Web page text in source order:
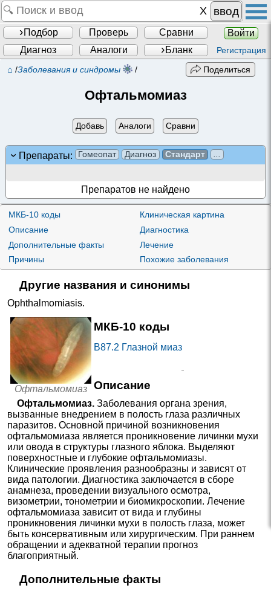
ввод
Подбор Проверь Сравни
Войти
Диагноз
Аналоги Бланк Регистрация
⌂ /Заболевания и синдромы / Поделиться
Офтальмомиаз
Добавь Аналоги Сравни
Препараты: Гомеопат Диагноз Стандарт
Препаратов не найдено
МКБ-10 коды
Описание
Дополнительные факты
Причины
Клиническая картина
Диагностика
Лечение
Похожие заболевания
Другие названия и синонимы
Ophthalmomiasis.
Офтальмомиаз
МКБ-10 коды
B87.2 Глазной миаз
Описание
Офтальмомиаз.Заболевания органа зрения,
вызванные внедрением в полость глаза различных
паразитов. Основной причиной возникновения
офтальмомиаза является проникновение личинки мухи
или овода в структуры глазного яблока. Выделяют
поверхностные и глубокие офтальмомиазы.
Клинические проявления разнообразны и зависят от
вида патологии. Диагностика заключается в сборе
анамнеза, проведении визуального осмотра,
визометрии, тонометрии и биомикроскопии. Лечение
офтальмомиаза зависит от вида и глубины
проникновения личинки мухи в полость глаза, может
быть консервативным или хирургическим. При раннем
обращении и адекватной терапии прогноз
благоприятный.
Дополнительные факты